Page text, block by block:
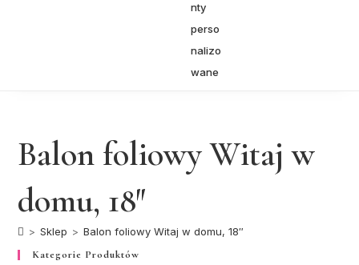
nty
perso
nalizo
wane
Balon foliowy Witaj w
domu, 18″
> Sklep > Balon foliowy Witaj w domu, 18″
Kategorie Produktów